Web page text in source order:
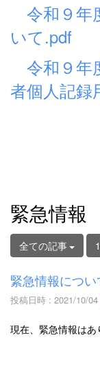
令和９年
いて.pdf
令和９年
者個人記録
緊急情報
全ての記事
緊急情報につい
投稿日時 : 2021/10/04
現在、緊急情報はあ